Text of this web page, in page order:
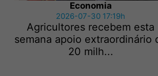
Economia
2026-07-30 17:19h
Agricultores recebem esta
semana apoio extraordinário
20 milh...